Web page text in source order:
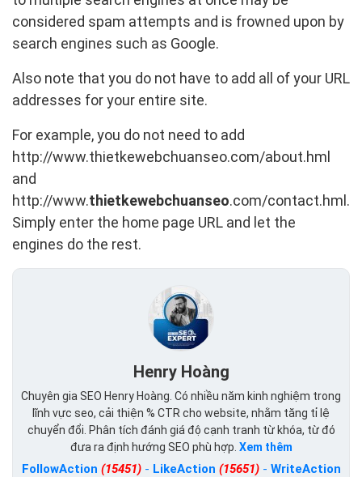
considered spam attempts and is frowned upon by
search engines such as Google.
Also note that you do not have to add all of your URL
addresses for your entire site.
For example, you do not need to add
http://www.thietkewebchuanseo.com/about.hml
and
http://www.thietkewebchuanseo.com/contact.hml.
Simply enter the home page URL and let the
engines do the rest.
Henry Hoàng
Chuyên gia SEO Henry Hoàng. Có nhiều năm kinh nghiệm trong
lĩnh vực seo, cải thiện % CTR cho website, nhằm tăng tỉ lệ
chuyển đổi. Phân tích đánh giá độ cạnh tranh từ khóa, từ đó
đưa ra định hướng SEO phù hợp. Xem thêm
FollowAction (15451)- LikeAction (15651)- WriteAction